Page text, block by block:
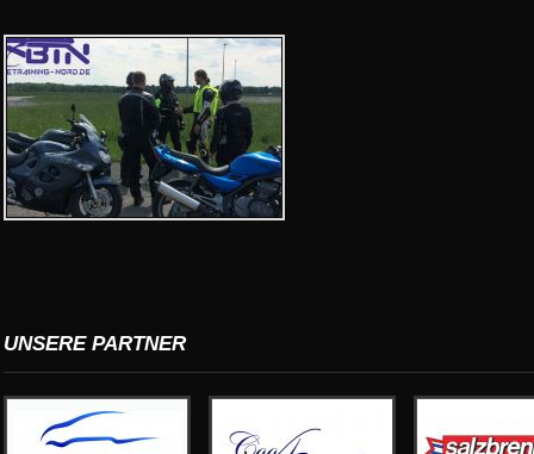
UNSERE PARTNER